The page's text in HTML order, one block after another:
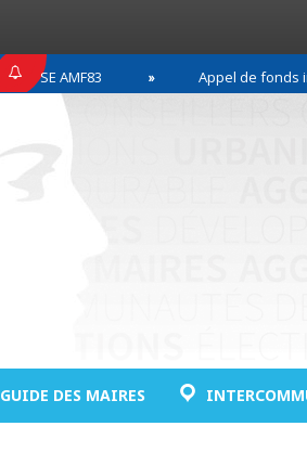
AMF83 Appel de fonds
GUIDE DES MAIRES